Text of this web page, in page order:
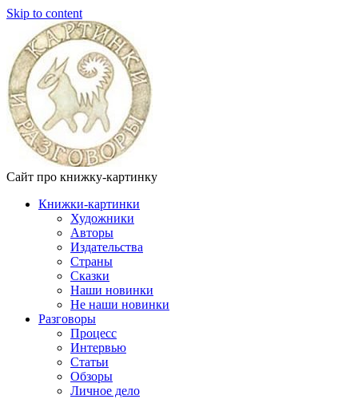
Skip to content
Сайт про книжку-картинку
Книжки-картинки
Художники
Авторы
Издательства
Страны
Сказки
Наши новинки
Не наши новинки
Разговоры
Процесс
Интервью
Статьи
Обзоры
Личное дело